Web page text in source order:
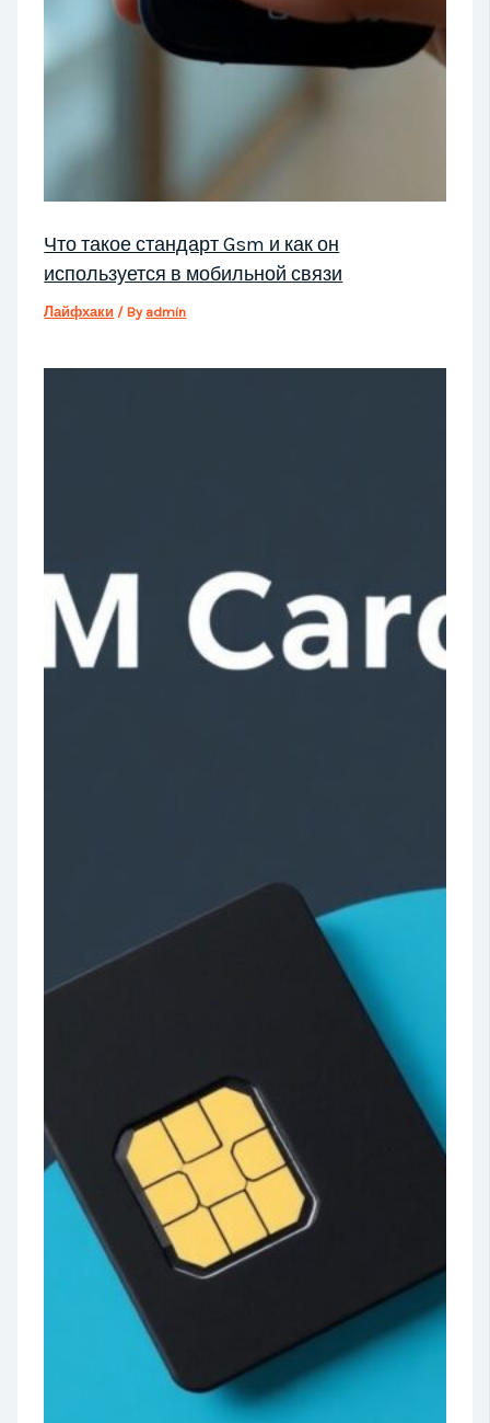
Что такое стандарт Gsm и как он
используется в мобильной связи
Лайфхаки / By admin